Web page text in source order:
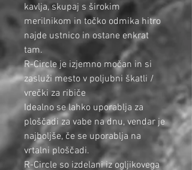
kavlja, skupaj s širokim
merilnikom in točko odmika hitro
najde ustnico in ostane enkrat
tam.
R-Circle je izjemno močan in si
zasluži mesto v poljubni škatli /
vrečki za ribiče
Idealno se lahko uporablja za
ploščadi za vabe na dnu, vendar je
najboljše, če se uporablja na
vrtalni ploščadi.
R-Circle so izdelani iz ogljikovega